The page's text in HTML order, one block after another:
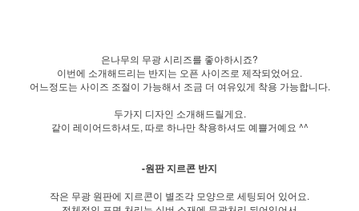
은나무의 무광 시리즈를 좋아하시죠?
이번에 소개해드리는 반지는 오픈 사이즈로 제작되었어요.
어느정도는 사이즈 조절이 가능해서 조금 더 여유있게 착용 가능합니다.
두가지 디자인 소개해드릴게요.
같이 레이어드하셔도, 따로 하나만 착용하셔도 예쁠거예요 ^^
-원판 지르콘 반지
작은 무광 원판에 지르콘이 별조각 모양으로 세팅되어 있어요.